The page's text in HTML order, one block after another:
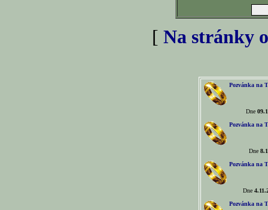
[ Na stránky
Pozvánka na
Dne
Pozvánka na
Dne
Pozvánka na
Dne
Pozvánka na